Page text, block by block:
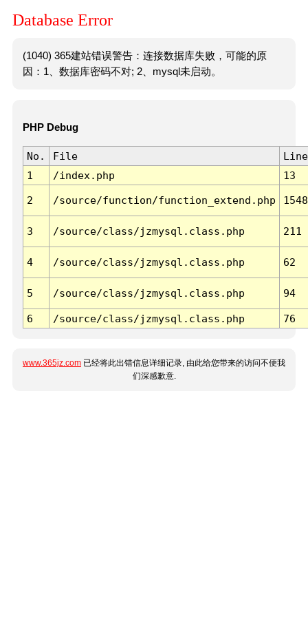
Database Error
(1040) 365建站错误警告：连接数据库失败，可能的原
因：1、数据库密码不对; 2、mysql未启动。
PHP Debug
No. File
Line
1
/index.php 13
2 /source/function/function_extend.php 1548
3 /source/class/jzmysql.class.php 211
4 /source/class/jzmysql.class.php 62
5 /source/class/jzmysql.class.php 94
6 /source/class/jzmysql.class.php 76
www.365jz.com 已经将此出错信息详细记录, 由此给您带来的访问不便我
们深感歉意.